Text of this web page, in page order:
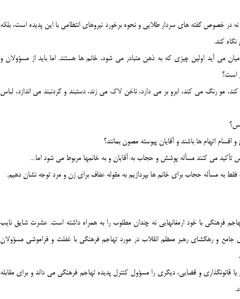
در خصوص گفته هاي سردار طلايي و نحوه برخورد نيروهاي انتظامي با اين پديده است، بلكه
كند.
مي آيد اولين چيزي كه به ذهن متبادر مي شود، خانم ها هستند. اما بايد از مسؤولان و
است؟
مو رنگ مي كند، ابرو بر مي دارد، ناخن لاك مي زند، دستبند و گردنبند مي اندازد، لباس
اتهام ها باشند و آقايان پيوسته مصون بمانند؟
تأكيد مي كنند مسأله پوشش و حجاب به آقايان و به خانمها مربوط مي شود اما…
به مسأله حجاب براي خانم ها بپردازيم به مقوله عفاف براي زن و مرد توجه نشان دهيم.
فرهنگي با خود ارمغانهايي نه چندان مطلوب را به همراه داشته است. عشرت شايق نايب
و رهگشاي رهبر معظم انقلاب در مورد تهاجم فرهنگي با غفلت و فراموشي مسؤولان
و قضايي، ديگري را مسؤول كنترل پديده تهاجم فرهنگي مي داند و براي مقابله